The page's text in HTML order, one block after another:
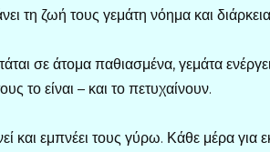
τη ζωή τους γεμάτη νόημα και
σε άτομα παθιασμένα, γεμάτα
το είναι – και το πετυχαίνουν.
και εμπνέει τους γύρω. Κάθε μέρα για